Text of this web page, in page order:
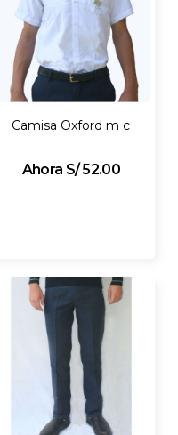
Camisa Oxford m c
S/ 52.00